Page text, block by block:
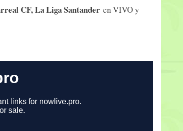
CF, La Liga Santander en VIVO y